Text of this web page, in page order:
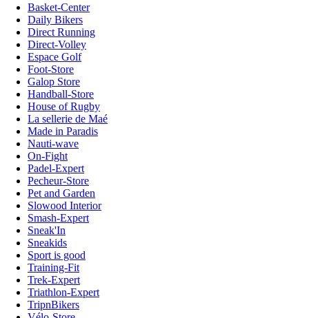
Basket-Center
Daily Bikers
Direct Running
Direct-Volley
Espace Golf
Foot-Store
Galop Store
Handball-Store
House of Rugby
La sellerie de Maé
Made in Paradis
Nauti-wave
On-Fight
Padel-Expert
Pecheur-Store
Pet and Garden
Slowood Interior
Smash-Expert
Sneak'In
Sneakids
Sport is good
Training-Fit
Trek-Expert
Triathlon-Expert
TripnBikers